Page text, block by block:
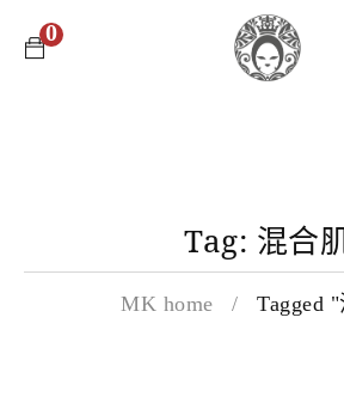
0
Tag: 混合
MK home / Tagged